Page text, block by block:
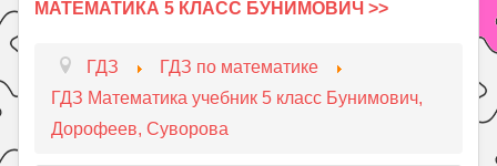
МАТЕМАТИКА 5 КЛАСС БУНИМОВИЧ >>
ГДЗ
ГДЗ по математике
ГДЗ Математика учебник 5 класс Бунимович,
Дорофеев, Суворова